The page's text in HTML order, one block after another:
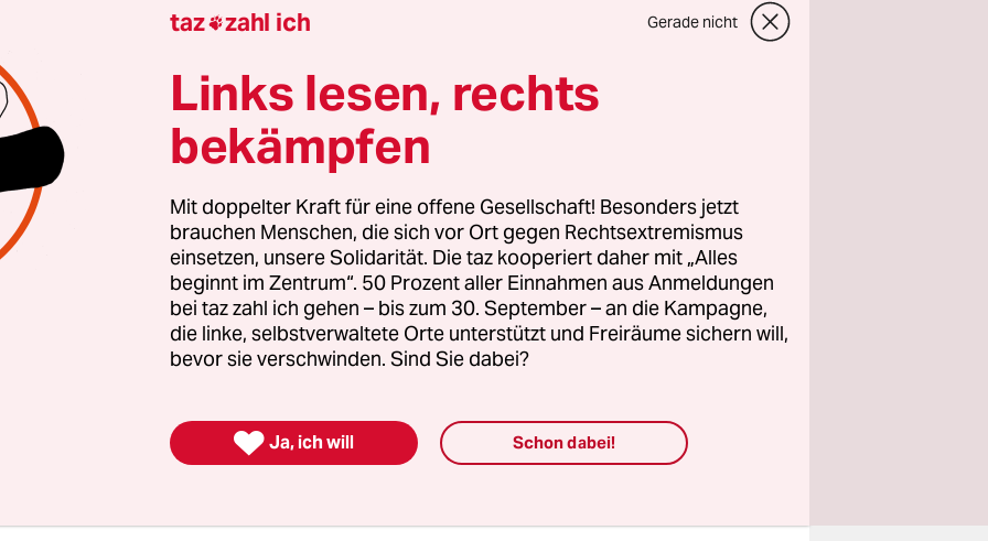
abgesagt. Das erfuhr die taz aus CDU-Kreisen. Ein
Konferenz bestätigte dass die CDU-Vorsitzende nicht
wird. „AKK“ war auf der vor wenigen Tagen
Gästeliste verzeichnet. Kurz nach der taz-Anfrage
Kramp-Karrenbauer von der Liste.
Konferenz findet einmal im Jahr statt,der Ort wird nur
zuvor bekanntgegeben. Die Konferenz macht dieses Mal
in der Westschweiz Station. Auf dem Treffen versammeln
Entscheider aus Politik, Wirtschaft, Finanzen,
und Journalismus.Um das Treffen ranken sich
Charakter des Treffens befeuert werden.
taz zahl ich Gerade nicht
Links lesen, rechts
bekämpfen
Mit doppelter Kraft für eine offene Gesellschaft! Besonders jetzt
brauchen Menschen, die sich vor Ort gegen Rechtsextremismus
einsetzen, unsere Solidarität. Die taz kooperiert daher mit „Alles
beginnt im Zentrum“. 50 Prozent aller Einnahmen aus Anmeldungen
bei taz zahl ich gehen – bis zum 30. September – an die Kampagne,
die linke, selbstverwaltete Orte unterstützt und Freiräume sichern will,
bevor sie verschwinden. Sind Sie dabei?
 Ja, ich will Schon dabei!